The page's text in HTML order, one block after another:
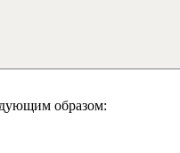
образом: